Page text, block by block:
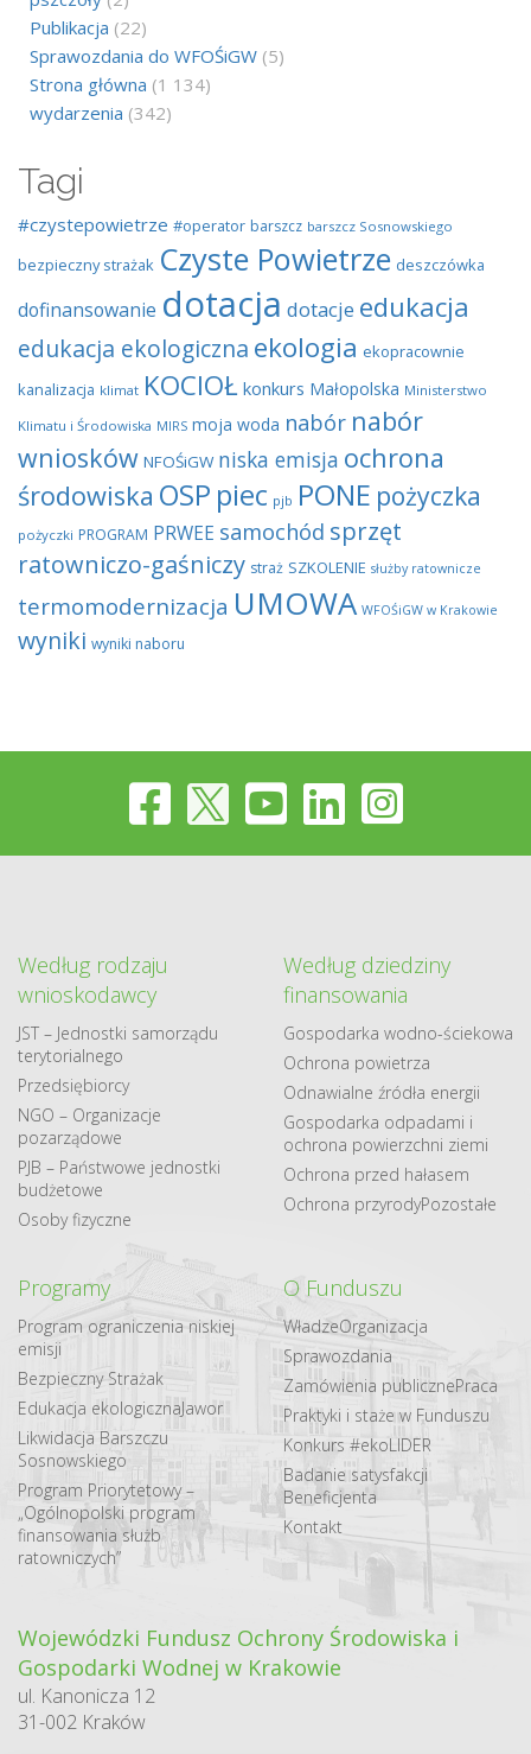
Publikacja (22)
Sprawozdania do WFOŚiGW (5)
Strona główna (1 134)
wydarzenia (342)
Tagi
#czystepowietrze #operator barszcz barszcz Sosnowskiego
bezpieczny strażak Czyste Powietrze deszczówka
dofinansowanie dotacja dotacje edukacja
edukacja ekologiczna ekologia ekopracownie
kanalizacja klimat KOCIOŁ konkurs Małopolska Ministerstwo
Klimatu i Środowiska MIRS moja woda nabór nabór
wniosków NFOŚiGW niska emisja ochrona
środowiska OSP piec pjb PONE pożyczka
pożyczki PROGRAM PRWEE samochód sprzęt
ratowniczo-gaśniczy straż SZKOLENIE służby ratownicze
termomodernizacja UMOWA WFOŚiGW w Krakowie
wyniki wyniki naboru
Według rodzaju
wnioskodawcy
JST – Jednostki samorządu
terytorialnego
Przedsiębiorcy
NGO – Organizacje
pozarządowe
PJB – Państwowe jednostki
budżetowe
Osoby fizyczne
Według dziedziny
finansowania
Gospodarka​ wodno​-ściekowa
Ochrona powietrza
Odnawialne​ źródła​ energii
Gospodarka odpadami i
ochrona powierzchni ziemi
Ochrona przed hałasem
Ochrona przyrodyPozostałe
Programy
Program ograniczenia niskiej
emisji
Bezpieczny Strażak
Edukacja ekologicznaJawor
Likwidacja Barszczu
Sosnowskiego
Program Priorytetowy –
„Ogólnopolski program
finansowania służb
ratowniczych”
O Funduszu
WładzeOrganizacja
Sprawozdania
Zamówienia publicznePraca
Praktyki i staże w Funduszu
Konkurs #ekoLIDER
Badanie satysfakcji
Beneficjenta
Kontakt
Wojewódzki Fundusz Ochrony Środowiska i
Gospodarki Wodnej w Krakowie
ul. Kanonicza 12
31-002 Kraków